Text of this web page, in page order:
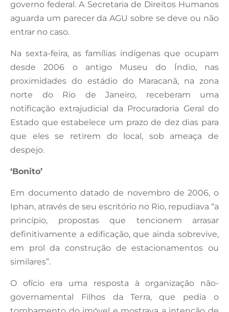
governo federal. A Secretaria de Direitos Humanos
aguarda um parecer da AGU sobre se deve ou não
entrar no caso.
Na sexta-feira, as famílias indígenas que ocupam
desde 2006 o antigo Museu do Índio, nas
proximidades do estádio do Maracanã, na zona
norte do Rio de Janeiro, receberam uma
notificação extrajudicial da Procuradoria Geral do
Estado que estabelece um prazo de dez dias para
que eles se retirem do local, sob ameaça de
despejo.
‘Bonito’
Em documento datado de novembro de 2006, o
Iphan, através de seu escritório no Rio, repudiava “a
princípio, propostas que tencionem arrasar
definitivamente a edificação, que ainda sobrevive,
em prol da construção de estacionamentos ou
similares”.
O ofício era uma resposta à organização não-
governamental Filhos da Terra, que pedia o